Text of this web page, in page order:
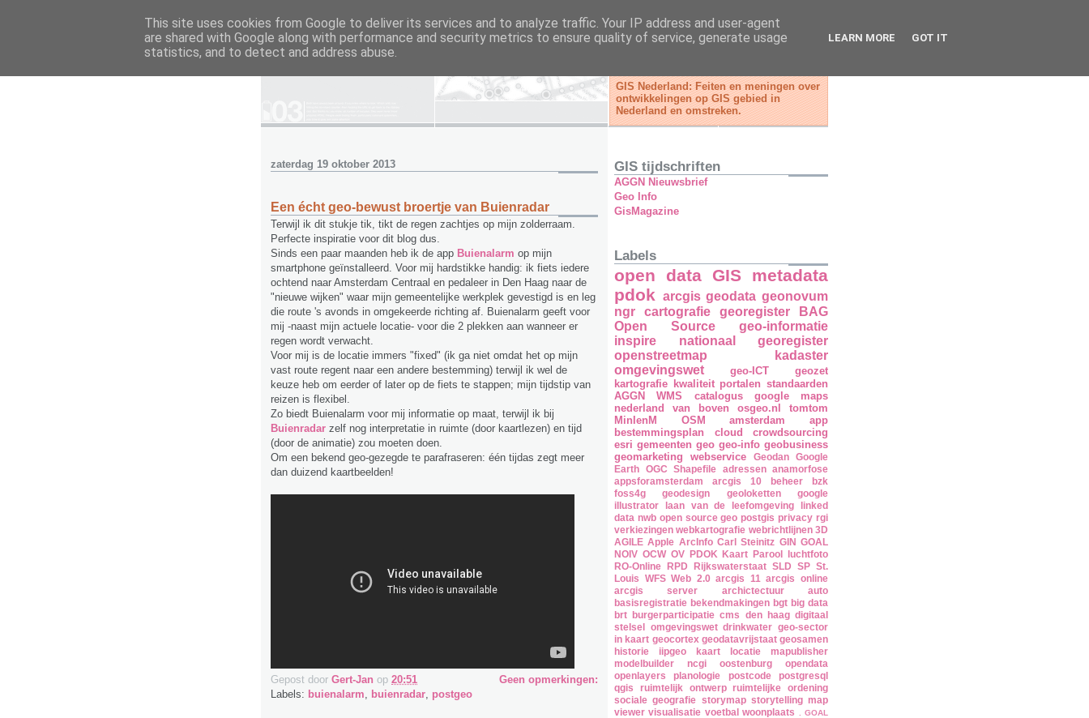
gis nederland
GIS Nederland: Feiten en meningen over
ontwikkelingen op GIS gebied in
Nederland en omstreken.
zaterdag 19 oktober 2013
Een écht geo-bewust broertje van Buienradar
Terwijl ik dit stukje tik, tikt de regen zachtjes op mijn zolderraam.
Perfecte inspiratie voor dit blog dus.
Sinds een paar maanden heb ik de app Buienalarm op mijn
smartphone geïnstalleerd. Voor mij hardstikke handig: ik fiets iedere
ochtend naar Amsterdam Centraal en pedaleer in Den Haag naar de
"nieuwe wijken" waar mijn gemeentelijke werkplek gevestigd is en leg
die route 's avonds in omgekeerde richting af. Buienalarm geeft voor
mij -naast mijn actuele locatie- voor die 2 plekken aan wanneer er
regen wordt verwacht.
Voor mij is de locatie immers "fixed" (ik ga niet omdat het op mijn
vast route regent naar een andere bestemming) terwijl ik wel de
keuze heb om eerder of later op de fiets te stappen; mijn tijdstip van
reizen is flexibel.
Zo biedt Buienalarm voor mij informatie op maat, terwijl ik bij
Buienradar zelf nog interpretatie in ruimte (door kaartlezen) en tijd
(door de animatie) zou moeten doen.
Om een bekend geo-gezegde te parafraseren: één tijdas zegt meer
dan duizend kaartbeelden!
Gepost door Gert-Jan op 20:51
Geen opmerkingen:
Labels: buienalarm, buienradar, postgeo
GIS tijdschriften
AGGN Nieuwsbrief
Geo Info
GisMagazine
Labels
open data GIS
metadata
pdok arcgis geodata geonovum
ngr
cartografie georegister
BAG
Open Source
geo-informatie
inspire
nationaal georegister
openstreetmap
kadaster
omgevingswet
geo-ICT
geozet
kartografie kwaliteit portalen standaarden
AGGN
WMS catalogus
google maps
nederland van boven
osgeo.nl
tomtom
MinIenM
OSM amsterdam
app
bestemmingsplan
cloud
crowdsourcing
esri gemeenten geo geo-info geobusiness
geomarketing
webservice Geodan
Google
Earth
OGC Shapefile adressen anamorfose
appsforamsterdam
arcgis 10 beheer
bzk
foss4g
geodesign geoloketten
google
illustrator
laan van de leefomgeving
linked
data nwb open source geo postgis privacy rgi
verkiezingen webkartografie webrichtlijnen 3D
AGILE Apple ArcInfo Carl Steinitz GIN GOAL
NOIV OCW OV PDOK Kaart Parool luchtfoto
RO-Online RPD Rijkswaterstaat SLD SP St.
Louis
WFS Web 2.0 arcgis 11
arcgis online
arcgis server
archictectuur
auto
basisregistratie bekendmakingen bgt big data
brt burgerparticipatie cms den haag digitaal
stelsel omgevingswet drinkwater geo-sector
in kaart geocortex geodatavrijstaat geosamen
historie
iipgeo kaart locatie
mapublisher
modelbuilder
ncgi oostenburg
opendata
openlayers
planologie postcode
postgresql
qgis
ruimtelijk ontwerp ruimtelijke ordening
sociale geografie storymap storytelling map
viewer visualisatie voetbal woonplaats
. GOAL
This site uses cookies from Google to deliver its services and to analyze traffic. Your IP address and user-agent
are shared with Google along with performance and security metrics to ensure quality of service, generate usage
statistics, and to detect and address abuse.
LEARN MORE GOT IT